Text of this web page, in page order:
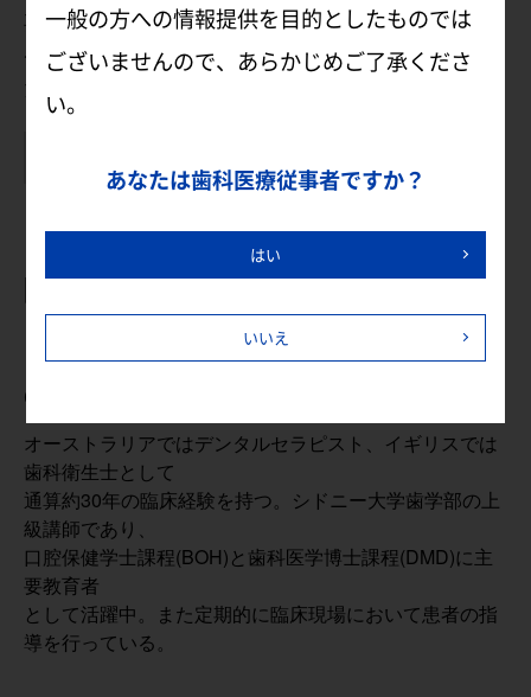
要がある場合は筆記用具などをお持ちください。
※お弁当をご提供いたしますので、お持ち込みいた
だく必要はございません。
[講師]
アンドリュー・テリー
CertDT,GradDipDH,MEd,FHEA
オーストラリアではデンタルセラピスト、イギリスでは
歯科衛生士として
通算約30年の臨床経験を持つ。シドニー大学歯学部の上
級講師であり、
口腔保健学士課程(BOH)と歯科医学博士課程(DMD)に主
要教育者
として活躍中。また定期的に臨床現場において患者の指
導を行っている。
一般の方への情報提供を目的としたものでは
ございませんので、あらかじめご了承くださ
い。
あなたは歯科医療従事者ですか？
はい
いいえ